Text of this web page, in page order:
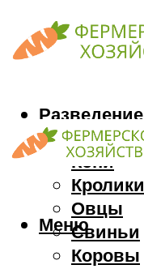
Козы
Кони
Кролики
Овцы
Свиньи
Коровы
Меню